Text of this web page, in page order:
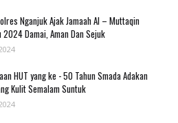
Nganjuk Ajak Jamaah Al – Muttaqin
Damai, Aman Dan Sejuk
HUT yang ke - 50 Tahun Smada Adakan
Kulit Semalam Suntuk